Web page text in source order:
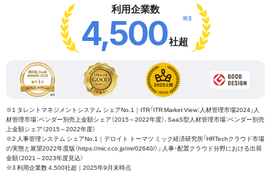
利用企業数
4,500社超
※3
※1 タレントマネジメントシステム シェアNo.1｜ITR「ITR Market View：人材管理市場2024」人
材管理市場：ベンダー別売上金額シェア（2015～2022年度）、SaaS型人材管理市場：ベンダー別売
上金額シェア（2015～2022年度）
※2 人事管理システム シェアNo.1｜デロイト トーマツ ミック経済研究所「HRTechクラウド市場
の実態と展望2022年度版（https://mic-r.co.jp/mr/02640/）」 人事・配置クラウド分野における出荷
金額（2021～2023年度見込）
※3 利用企業数 4,500社超｜2025年9月末時点